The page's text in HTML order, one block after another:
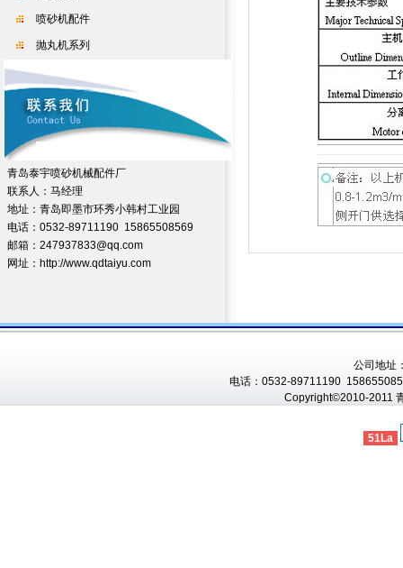
喷砂机配件
抛丸机系列
青岛泰宇喷砂机械配件厂
联系人：马经理
地址：青岛即墨市环秀小韩村工业园
电话：0532-89711190 15865508569
邮箱：247937833@qq.com
网址：http://www.qdtaiyu.com
公司地址
电话：0532-89711190
Copyright©2010-2011
51La